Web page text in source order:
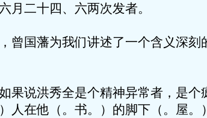
月二十四、六两次发者。
曾国藩为我们讲述了一个含义深
果说洪秀全是个精神异常者，是
人在他（。书。）的脚下（。屋